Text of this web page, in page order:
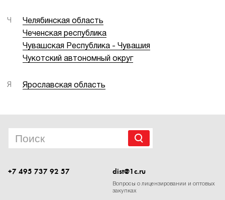
Ч
Челябинская область
Чеченская республика
Чувашская Республика - Чувашия
Чукотский автономный округ
Я Ярославская область
+7 495 737 92 57 dist@1c.ru
Вопросы о лицензировании и оптовых
закупках